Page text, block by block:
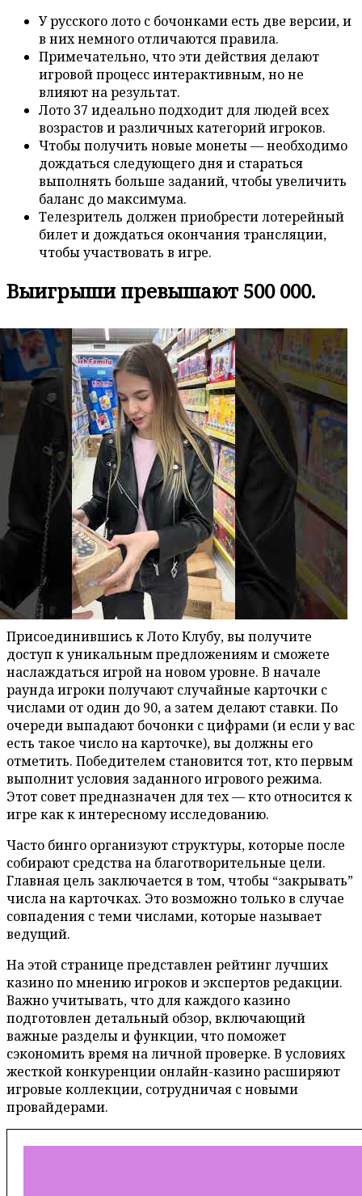
У русского лото с бочонками есть две версии, и
в них немного отличаются правила.
Примечательно, что эти действия делают
игровой процесс интерактивным, но не
влияют на результат.
Лото 37 идеально подходит для людей всех
возрастов и различных категорий игроков.
Чтобы получить новые монеты — необходимо
дождаться следующего дня и стараться
выполнять больше заданий, чтобы увеличить
баланс до максимума.
Телезритель должен приобрести лотерейный
билет и дождаться окончания трансляции,
чтобы участвовать в игре.
Выигрыши превышают 500 000.
Присоединившись к Лото Клубу, вы получите
доступ к уникальным предложениям и сможете
наслаждаться игрой на новом уровне. В начале
раунда игроки получают случайные карточки с
числами от один до 90, а затем делают ставки. По
очереди выпадают бочонки с цифрами (и если у вас
есть такое число на карточке), вы должны его
отметить. Победителем становится тот, кто первым
выполнит условия заданного игрового режима.
Этот совет предназначен для тех — кто относится к
игре как к интересному исследованию.
Часто бинго организуют структуры, которые после
собирают средства на благотворительные цели.
Главная цель заключается в том, чтобы “закрывать”
числа на карточках. Это возможно только в случае
совпадения с теми числами, которые называет
ведущий.
На этой странице представлен рейтинг лучших
казино по мнению игроков и экспертов редакции.
Важно учитывать, что для каждого казино
подготовлен детальный обзор, включающий
важные разделы и функции, что поможет
сэкономить время на личной проверке. В условиях
жесткой конкуренции онлайн-казино расширяют
игровые коллекции, сотрудничая с новыми
провайдерами.